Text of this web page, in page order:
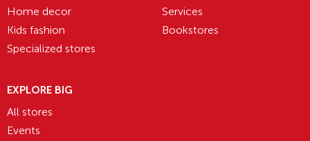
Home decor
Kids fashion
Specialized stores
Services
Bookstores
EXPLORE BIG
All stores
Events